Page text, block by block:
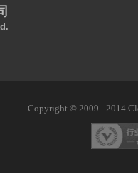
Copyright © 2009 - 2014